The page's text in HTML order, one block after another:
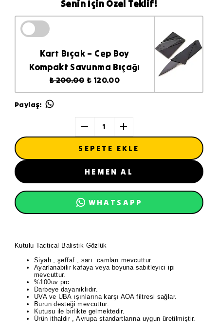
Senin İçin Özel Teklif!
Kart Bıçak – Cep Boy
Kompakt Savunma Bıçağı
₺ 200.00 ₺ 120.00
Paylaş:
1
SEPETE EKLE
HEMEN AL
WHATSAPP
Kutulu Tactical Balistik Gözlük
Siyah , şeffaf , sarı camları mevcuttur.
Ayarlanabilir kafaya veya boyuna sabitleyici ipi
mevcuttur.
%100uv prc
Darbeye dayanıklıdır.
UVA ve UBA ışınlarına karşı AOA filtresi sağlar.
Burun desteği mevcuttur.
Kutusu ile birlikte gelmektedir.
Ürün ithaldir , Avrupa standartlarına uygun üretilmiştir.